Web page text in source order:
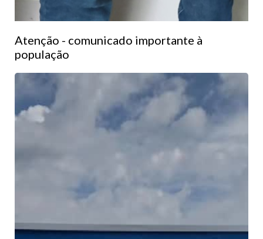
Atenção - comunicado importante à
população